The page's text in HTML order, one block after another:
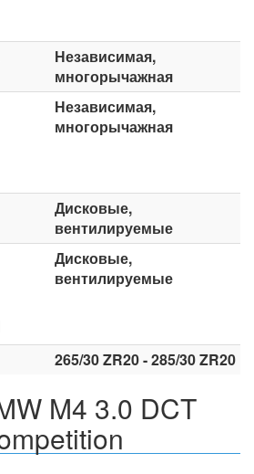
Независимая,
многорычажная
Независимая,
многорычажная
Дисковые,
вентилируемые
Дисковые,
вентилируемые
265/30 ZR20 - 285/30 ZR20
M4 3.0 DCT